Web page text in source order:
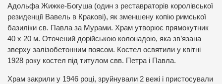
Адольфа Жижке-Богуша (один з реставраторів королівської
резиденції Вавель в Кракові), як зменшену копію римської
базиліки св. Павла за Мурами. Храм утворює прямокутник
40 х 20 м. Оточений дорійською колонадою, яка зв’язана
зверху залізобетонним поясом. Костел освятили у квітні
1928 року костел під титулом свв. Петра і Павла.
Храм закрили у 1946 році, зруйнували 2 вежі і пристосували